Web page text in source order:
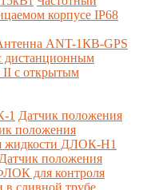
корпусе IP68
ANT-1КВ-GPS
с открытым
1 Датчик положения
положения
жидкости ДЛОК-Н1
Датчик положения
для контроля
в сливной трубе